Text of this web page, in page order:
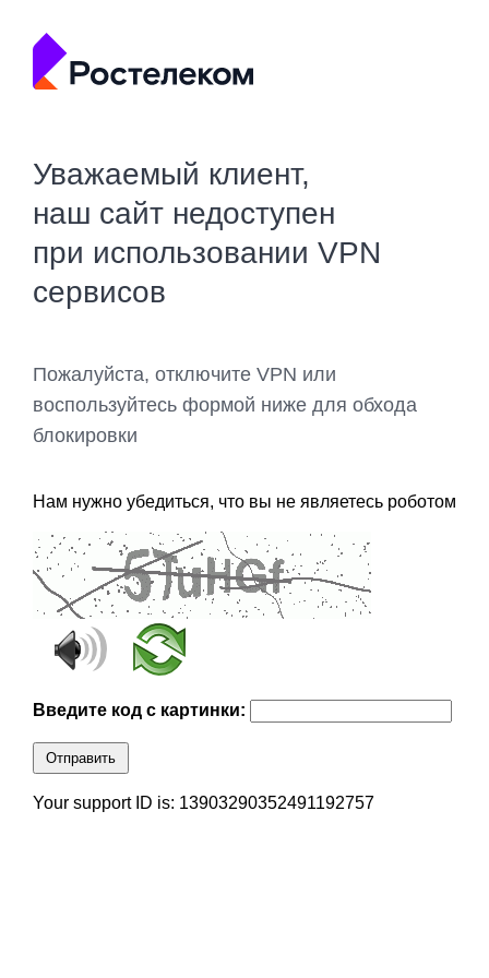
Уважаемый клиент,
наш сайт недоступен
при использовании VPN
сервисов
Пожалуйста, отключите VPN или
воспользуйтесь формой ниже для обхода
блокировки
Нам нужно убедиться, что вы не являетесь роботом
Введите код с картинки:
Отправить
Your support ID is: 13903290352491192757